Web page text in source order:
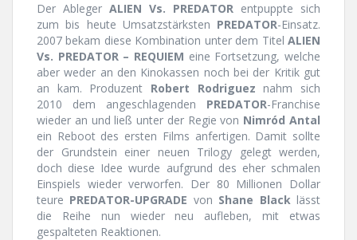
Der Ableger ALIEN Vs. PREDATOR entpuppte sich
zum bis heute Umsatzstärksten PREDATOR-Einsatz.
2007 bekam diese Kombination unter dem Titel ALIEN
Vs. PREDATOR – REQUIEM eine Fortsetzung, welche
aber weder an den Kinokassen noch bei der Kritik gut
an kam. Produzent Robert Rodriguez nahm sich
2010 dem angeschlagenden PREDATOR-Franchise
wieder an und ließ unter der Regie von Nimród Antal
ein Reboot des ersten Films anfertigen. Damit sollte
der Grundstein einer neuen Trilogy gelegt werden,
doch diese Idee wurde aufgrund des eher schmalen
Einspiels wieder verworfen. Der 80 Millionen Dollar
teure PREDATOR-UPGRADE von Shane Blacklässt
die Reihe nun wieder neu aufleben, mit etwas
gespalteten Reaktionen.